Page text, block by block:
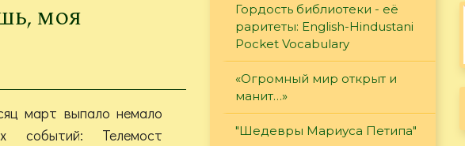
моя
март выпало немало
событий: Телемост
Гордость библиотеки - её
раритеты: English-Hindustani
Pocket Vocabulary
«Огромный мир открыт и
манит…»
"Шедевры Мариуса Петипа"